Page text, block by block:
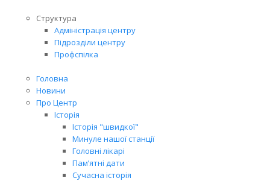
Структура
Адміністрація центру
Підрозділи центру
Профспілка
Головна
Новини
Про Центр
Історія
Історія "швидкої"
Минуле нашої станції
Головні лікарі
Пам’ятні дати
Сучасна історія